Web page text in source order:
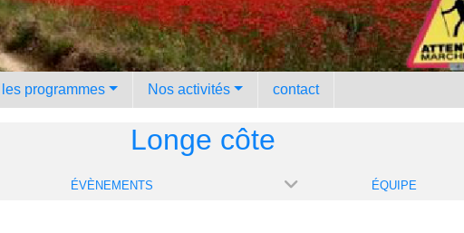
programmes Nos activités contact
Longe côte
ÉVÈNEMENTS ÉQUIPE